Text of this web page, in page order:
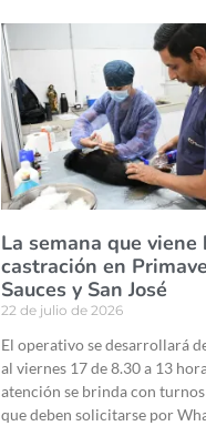
La semana que viene
castración en
Sauces y San José
22 de julio de 2026
El operativo se desarrollará
al viernes 17 de 8.30 a 13
atención se brinda con
que deben solicitarse por